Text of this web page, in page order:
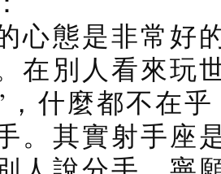
心態是非常好
在別人看來玩
，什麼都不在
。其實射手座